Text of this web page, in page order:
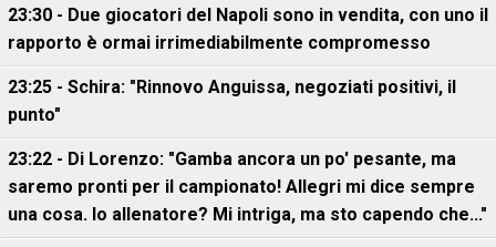
23:30 - Due giocatori del Napoli sono in vendita, con uno il
rapporto è ormai irrimediabilmente compromesso
23:25 - Schira: "Rinnovo Anguissa, negoziati positivi, il
punto"
23:22 - Di Lorenzo: "Gamba ancora un po' pesante, ma
saremo pronti per il campionato! Allegri mi dice sempre
una cosa. Io allenatore? Mi intriga, ma sto capendo che..."